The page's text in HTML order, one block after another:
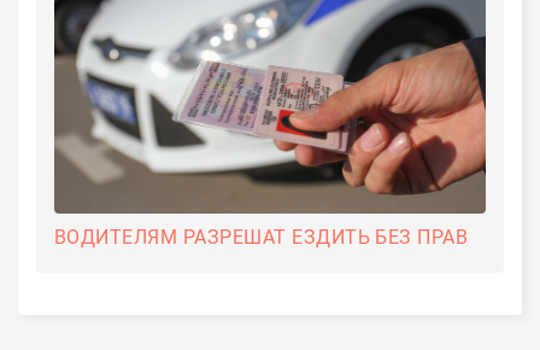
ВОДИТЕЛЯМ РАЗРЕШАТ ЕЗДИТЬ БЕЗ ПРАВ